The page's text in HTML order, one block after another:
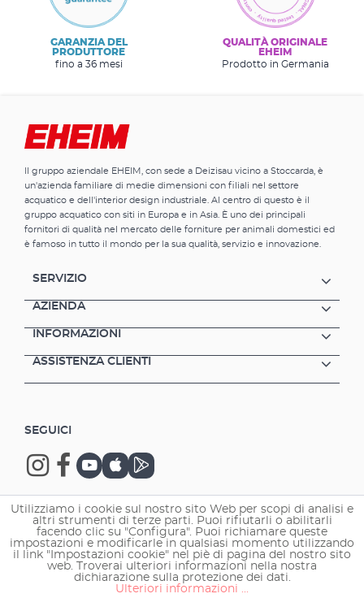
GARANZIA DEL
PRODUTTORE
fino a 36 mesi
QUALITÀ ORIGINALE
EHEIM
Prodotto in Germania
Il gruppo aziendale EHEIM, con sede a Deizisau vicino a Stoccarda, è
un'azienda familiare di medie dimensioni con filiali nel settore
acquatico e dell'interior design industriale. Al centro di questo è il
gruppo acquatico con siti in Europa e in Asia. È uno dei principali
fornitori di qualità nel mercato delle forniture per animali domestici ed
è famoso in tutto il mondo per la sua qualità, servizio e innovazione.
SERVIZIO
AZIENDA
INFORMAZIONI
ASSISTENZA CLIENTI
SEGUICI
Copyright © 2026 EHEIM GmbH & Co. KG.
Utilizziamo i cookie sul nostro sito Web per scopi di analisi e
altri strumenti di terze parti. Puoi rifiutarli o abilitarli
facendo clic su "Configura". Puoi richiamare queste
impostazioni e modificarle in qualsiasi momento utilizzando
il link "Impostazioni cookie" nel piè di pagina del nostro sito
web. Troverai ulteriori informazioni nella nostra
dichiarazione sulla protezione dei dati.
Ulteriori informazioni ...